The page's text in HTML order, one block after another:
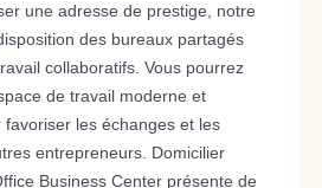
une adresse de prestige, notre
des bureaux partagés
collaboratifs. Vous pourrez
de travail moderne et
les échanges et les
entrepreneurs. Domicilier
Business Center présente de